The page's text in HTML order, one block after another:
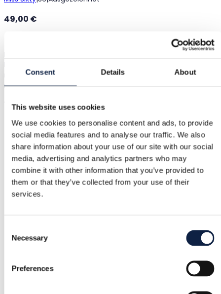
Consent Details About
This website uses cookies
We use cookies to personalise content and ads, to provide
social media features and to analyse our traffic. We also
share information about your use of our site with our social
media, advertising and analytics partners who may
combine it with other information that you’ve provided to
them or that they’ve collected from your use of their
services.
Selection
Necessary
Preferences
Black rain boots with beige pattern and mid heels, size 36.
Lovely, finally slender and stylish rubber boots! Size 36,
measurements: inner length approx. 23 cm (a bit difficult to
measure), heel 5 cm, shaft height without heel 35 cm.
49,00 €
Käuferschutz
Kostenlose Rückgabe
Rückerstattung, wenn der Artikel fehlerhaft ist oder nicht
Sichere Zahlung
Ordnung ist.